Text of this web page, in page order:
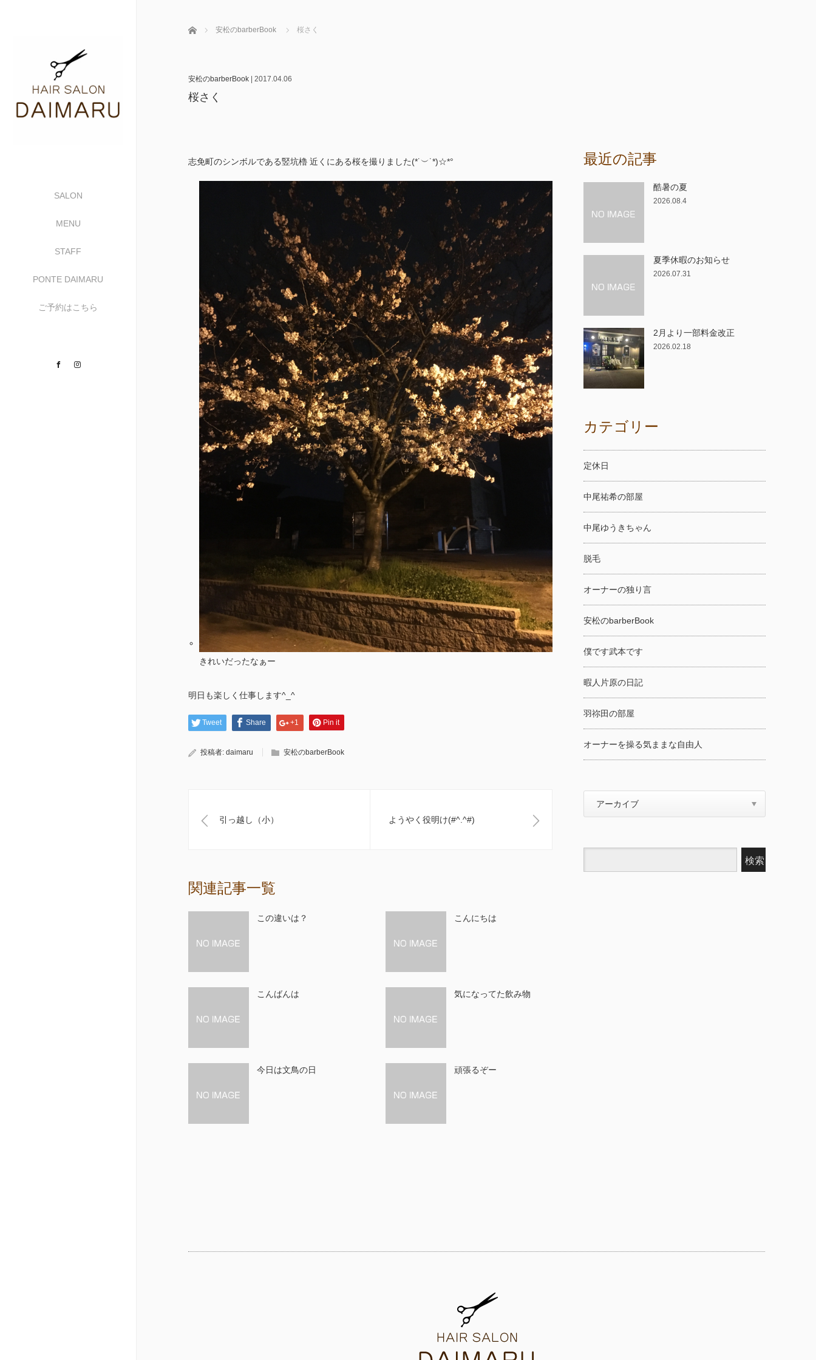
SALON
MENU
STAFF
PONTE DAIMARU
ご予約はこちら
Facebook
ホーム 安松のbarberBook 桜さく
安松のbarberBook| 2017.04.06
桜さく
志免町のシンボルである竪坑櫓 近くにある桜を撮りました(*˙︶˙*)☆*°
きれいだったなぁー
明日も楽しく仕事します^_^
Tweet Share +1 Pin it
投稿者: daimaru 安松のbarberBook
引っ越し（小） ようやく役明け(#^.^#)
関連記事一覧
この違いは？ こんにちは
こんばんは 気になってた飲み物
今日は文鳥の日 頑張るぞー
最近の記事
酷暑の夏
2026.08.4
夏季休暇のお知らせ
2026.07.31
2月より一部料金改正
2026.02.18
カテゴリー
定休日
中尾祐希の部屋
中尾ゆうきちゃん
脱毛
オーナーの独り言
安松のbarberBook
僕です武本です
暇人片原の日記
羽祢田の部屋
オーナーを操る気ままな自由人